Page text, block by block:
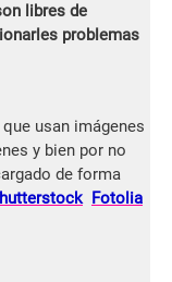
libres de
problemas
usan imágenes
y bien por no
de forma
Fotolia